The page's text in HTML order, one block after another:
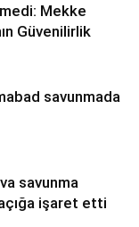
Mekke
Güvenilirlik
savunmada
savunma
işaret etti